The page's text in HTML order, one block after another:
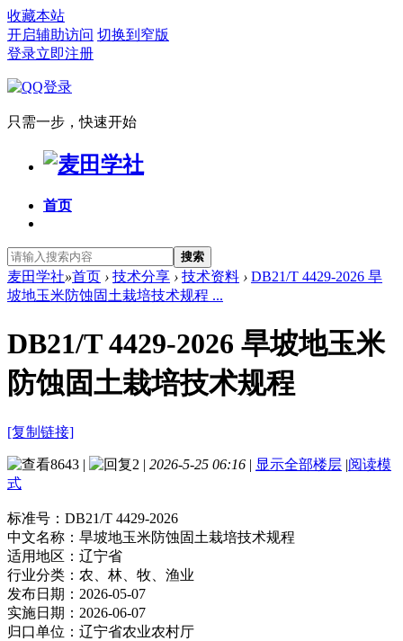
收藏本站
开启辅助访问 切换到窄版
登录立即注册
只需一步，快速开始
首页
搜索
麦田学社»首页 › 技术分享 › 技术资料 › DB21/T 4429-2026 旱
坡地玉米防蚀固土栽培技术规程 ...
DB21/T 4429-2026 旱坡地玉米
防蚀固土栽培技术规程
[复制链接]
8643 | 2 | 2026-5-25 06:16 | 显示全部楼层 |阅读模
式
标准号： DB21/T 4429-2026
中文名称： 旱坡地玉米防蚀固土栽培技术规程
适用地区： 辽宁省
行业分类： 农、林、牧、渔业
发布日期： 2026-05-07
实施日期： 2026-06-07
归口单位： 辽宁省农业农村厅